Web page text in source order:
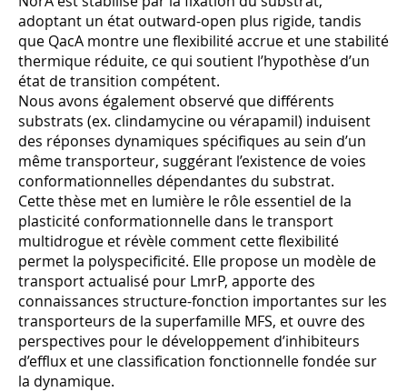
adoptant un état outward-open plus rigide, tandis
que QacA montre une flexibilité accrue et une stabilité
thermique réduite, ce qui soutient l’hypothèse d’un
état de transition compétent.
Nous avons également observé que différents
substrats (ex. clindamycine ou vérapamil) induisent
des réponses dynamiques spécifiques au sein d’un
même transporteur, suggérant l’existence de voies
conformationnelles dépendantes du substrat.
Cette thèse met en lumière le rôle essentiel de la
plasticité conformationnelle dans le transport
multidrogue et révèle comment cette flexibilité
permet la polyspecificité. Elle propose un modèle de
transport actualisé pour LmrP, apporte des
connaissances structure-fonction importantes sur les
transporteurs de la superfamille MFS, et ouvre des
perspectives pour le développement d’inhibiteurs
d’efflux et une classification fonctionnelle fondée sur
la dynamique.